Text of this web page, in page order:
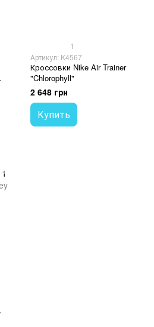
1
Артикул: K4567
Кроссовки Nike Air Trainer
"Chlorophyll"
2 648 грн
Купить